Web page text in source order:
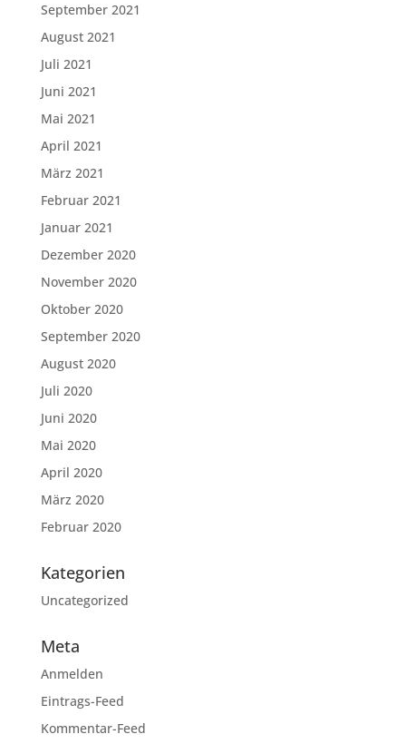
September 2021
August 2021
Juli 2021
Juni 2021
Mai 2021
April 2021
März 2021
Februar 2021
Januar 2021
Dezember 2020
November 2020
Oktober 2020
September 2020
August 2020
Juli 2020
Juni 2020
Mai 2020
April 2020
März 2020
Februar 2020
Kategorien
Uncategorized
Meta
Anmelden
Eintrags-Feed
Kommentar-Feed